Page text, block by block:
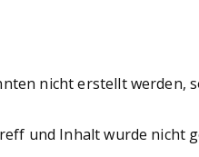
nicht erstellt werden,
und Inhalt wurde nicht